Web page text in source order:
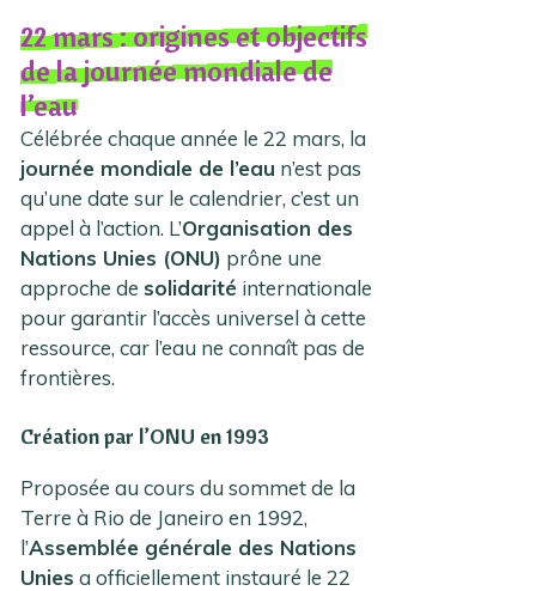
22 mars : origines et objectifs
de la journée mondiale de
l’eau
Célébrée chaque année le 22 mars, la
journée mondiale de l’eau n’est pas
qu’une date sur le calendrier, c’est un
appel à l’action. L’Organisation des
Nations Unies (ONU) prône une
approche desolidarité internationale
pour garantir l’accès universel à cette
ressource, car l’eau ne connaît pas de
frontières.
Création par l’ONU en 1993
Proposée au cours du sommet de la
Terre à Rio de Janeiro en 1992,
l’Assemblée générale des Nations
Unies a officiellement instauré le 22